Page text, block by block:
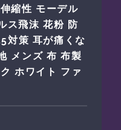
縮性 モーデル
ス飛沫 花粉 防
対策 耳が痛くな
メンズ 布 布製
ホワイト ファ